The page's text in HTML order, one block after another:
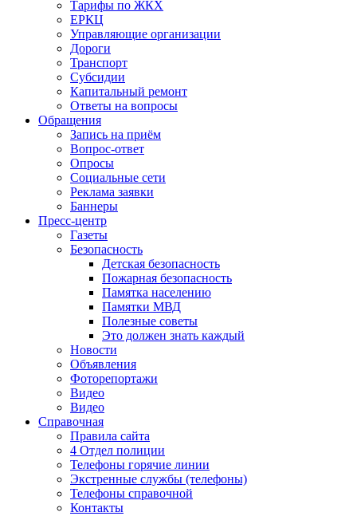
Тарифы по ЖКХ
ЕРКЦ
Управляющие организации
Дороги
Транспорт
Субсидии
Капитальный ремонт
Ответы на вопросы
Обращения
Запись на приём
Вопрос-ответ
Опросы
Социальные сети
Реклама заявки
Баннеры
Пресс-центр
Газеты
Безопасность
Детская безопасность
Пожарная безопасность
Памятка населению
Памятки МВД
Полезные советы
Это должен знать каждый
Новости
Объявления
Фоторепортажи
Видео
Видео
Справочная
Правила сайта
4 Отдел полиции
Телефоны горячие линии
Экстренные службы (телефоны)
Телефоны справочной
Контакты